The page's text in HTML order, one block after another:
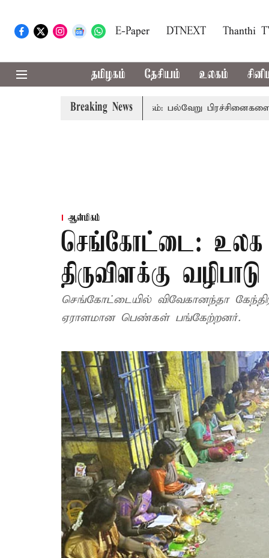
E-Paper DTNEXT Thanthi
தமிழகம் தேசியம் உலகம்
Breaking News
இன்று தொடக்கம்: பல்வேறு பிரச்சினைகளை எழுப்ப
ஆன்மிகம்
செங்கோட்டை:
திருவிளக்கு வழிபாடு
செங்கோட்டையில் விவேகானந்தா
ஏராளமான பெண்கள் பங்கேற்றனர்.